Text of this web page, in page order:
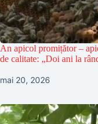
An apicol promițător –
de calitate: „Doi ani la
mai 20, 2026